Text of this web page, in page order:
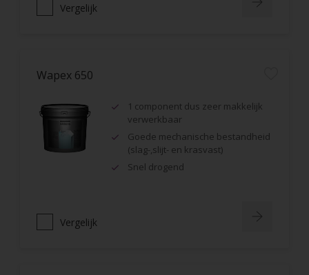
Vergelijk
Wapex 650
1 component dus zeer makkelijk
verwerkbaar
Goede mechanische bestandheid
(slag-,slijt- en krasvast)
Snel drogend
Vergelijk